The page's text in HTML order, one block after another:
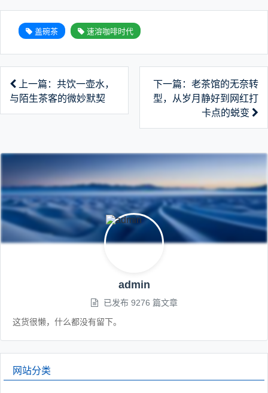
盖碗茶 速溶咖啡时代
上一篇：共饮一壶水，
与陌生茶客的微妙默契
下一篇：老茶馆的无奈转
型，从岁月静好到网红打
卡点的蜕变
admin
已发布 9276 篇文章
这货很懒，什么都没有留下。
网站分类